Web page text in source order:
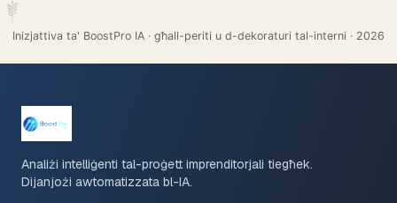
Inizjattiva ta' BoostPro IA · għall-periti u d-dekoraturi tal-interni · 2026
Analiżi intelliġenti tal-proġett imprenditorjali tiegħek.
Dijanjоżi awtomatizzata bl-IA.